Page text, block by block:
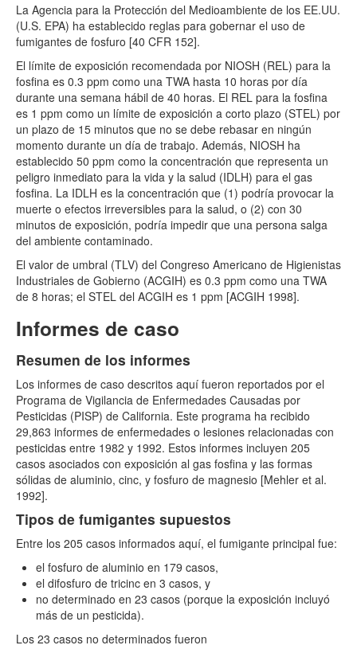
La Agencia para la Protección del Medioambiente de los EE.UU.
(U.S. EPA) ha establecido reglas para gobernar el uso de
fumigantes de fosfuro [40 CFR 152].
El límite de exposición recomendada por NIOSH (REL) para la
fosfina es 0.3 ppm como una TWA hasta 10 horas por día
durante una semana hábil de 40 horas. El REL para la fosfina
es 1 ppm como un límite de exposición a corto plazo (STEL) por
un plazo de 15 minutos que no se debe rebasar en ningún
momento durante un día de trabajo. Además, NIOSH ha
establecido 50 ppm como la concentración que representa un
peligro inmediato para la vida y la salud (IDLH) para el gas
fosfina. La IDLH es la concentración que (1) podría provocar la
muerte o efectos irreversibles para la salud, o (2) con 30
minutos de exposición, podría impedir que una persona salga
del ambiente contaminado.
El valor de umbral (TLV) del Congreso Americano de Higienistas
Industriales de Gobierno (ACGIH) es 0.3 ppm como una TWA
de 8 horas; el STEL del ACGIH es 1 ppm [ACGIH 1998].
Informes de caso
Resumen de los informes
Los informes de caso descritos aquí fueron reportados por el
Programa de Vigilancia de Enfermedades Causadas por
Pesticidas (PISP) de California. Este programa ha recibido
29,863 informes de enfermedades o lesiones relacionadas con
pesticidas entre 1982 y 1992. Estos informes incluyen 205
casos asociados con exposición al gas fosfina y las formas
sólidas de aluminio, cinc, y fosfuro de magnesio [Mehler et al.
1992].
Tipos de fumigantes supuestos
Entre los 205 casos informados aquí, el fumigante principal fue:
el fosfuro de aluminio en 179 casos,
el difosfuro de tricinc en 3 casos, y
no determinado en 23 casos (porque la exposición incluyó
más de un pesticida).
Los 23 casos no determinados fueron